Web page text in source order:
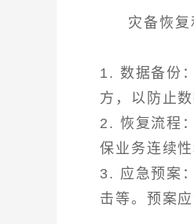
灾备恢
1. 数据备份
方，以防止数
2. 恢复流程
保业务连续性
3. 应急预案
击等。预案